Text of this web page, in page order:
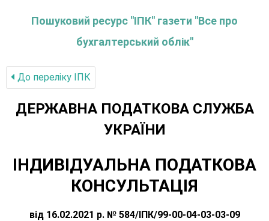
Пошуковий ресурс "ІПК" газети "Все про
бухгалтерський облік"
До переліку IПК
ДЕРЖАВНА ПОДАТКОВА СЛУЖБА
УКРАЇНИ
ІНДИВІДУАЛЬНА ПОДАТКОВА
КОНСУЛЬТАЦІЯ
від 16.02.2021 р. № 584/ІПК/99-00-04-03-03-09